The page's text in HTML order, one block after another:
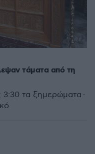
τάματα από τη
3:30 τα ξημερώματα -